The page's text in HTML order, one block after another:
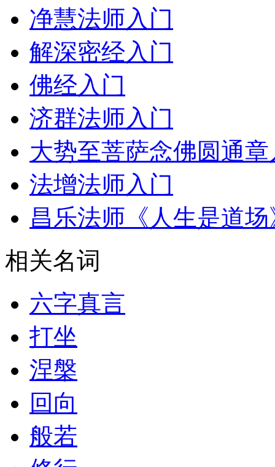
净慧法师入门
解深密经入门
佛经入门
济群法师入门
大势至菩萨念佛圆通章
法增法师入门
昌乐法师《人生是道场
相关名词
六字真言
打坐
涅槃
回向
般若